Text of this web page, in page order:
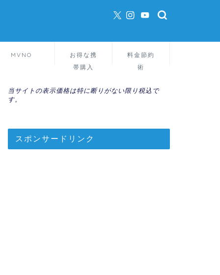
MVNO
お得な携
帯購入
料金節約
術
当サイトの表示価格は特に断りがない限り税込で
す。
スポンサードリンク